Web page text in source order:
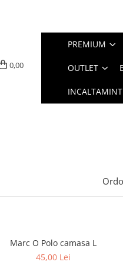
0,00
PREMIUM
OUTLET
Marc O Polo camasa L
45,00 Lei